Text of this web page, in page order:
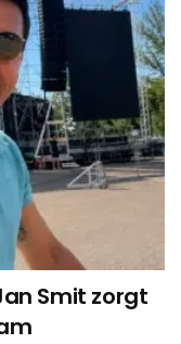
Smit zorgt